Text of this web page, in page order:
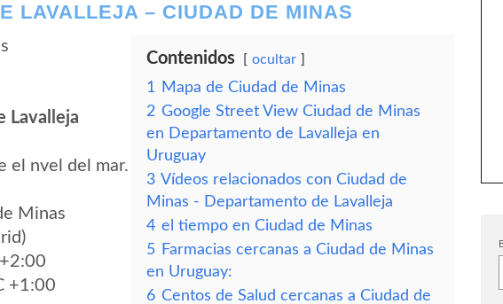
LAVALLEJA – CIUDAD DE MINAS
Lavalleja
el nvel del mar.
Minas
+1:00
Contenidos ocultar
1
Mapa de Ciudad de Minas
2 Google Street View Ciudad de Minas
en Departamento de Lavalleja en
Uruguay
3 Vídeos relacionados con Ciudad de
Minas - Departamento de Lavalleja
4 el tiempo en Ciudad de Minas
5 Farmacias cercanas a Ciudad de Minas
en Uruguay:
6 Centos de Salud cercanas a Ciudad de